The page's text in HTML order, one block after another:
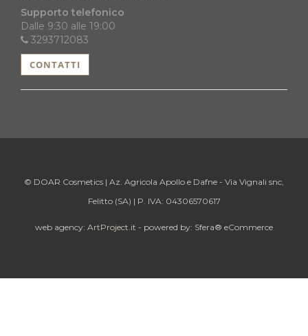
Supporto telefonico
Dalle 9:30 alle 19:00
3293712083
CONTATTI
© DOAR Cosmetics | Az. Agricola Apollo e Dafne - Via Vignali snc,
Felitto (SA) | P. IVA: 04306570617
web agency: ArtProject.it - powered by: Sfera® eCommerce